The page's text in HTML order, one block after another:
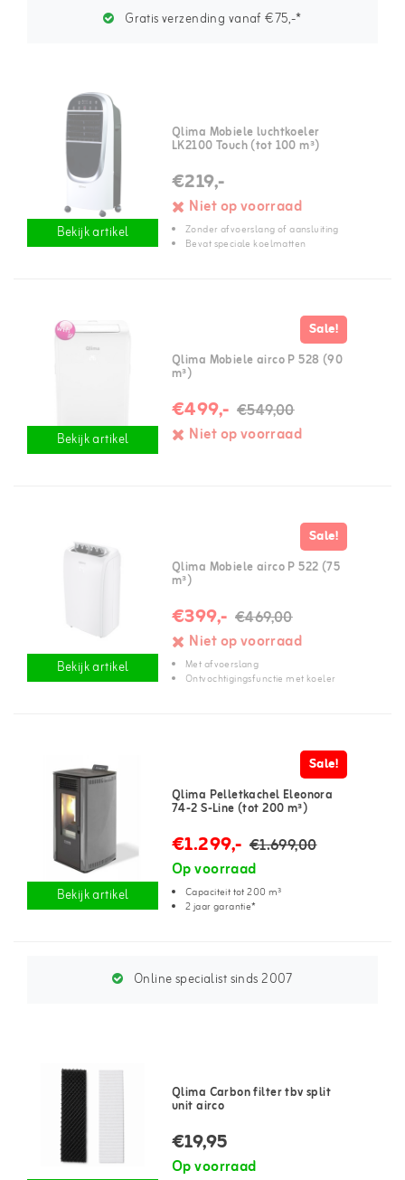
Gratis verzending vanaf €75,-*
Bekijk artikel
Qlima Mobiele luchtkoeler
LK2100 Touch (tot 100 m³)
€219,-
Niet op voorraad
Zonder afvoerslang of aansluiting
Bevat speciale koelmatten
Bekijk artikel
Sale!
Qlima Mobiele airco P 528 (90
m³)
€499,- €549,00
Niet op voorraad
Bekijk artikel
Sale!
Qlima Mobiele airco P 522 (75
m³)
€399,- €469,00
Niet op voorraad
Met afvoerslang
Ontvochtigingsfunctie met koeler
Bekijk artikel
Sale!
Qlima Pelletkachel Eleonora
74-2 S-Line (tot 200 m³)
€1.299,- €1.699,00
Op voorraad
Capaciteit tot 200 m³
2 jaar garantie*
Online specialist sinds 2007
Qlima Carbon filter tbv split
unit airco
€19,95
Op voorraad